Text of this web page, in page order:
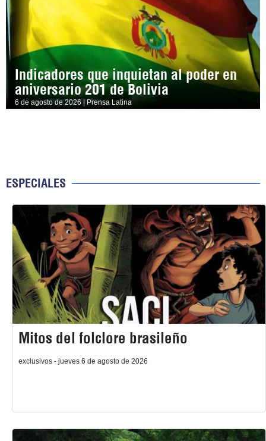
Indicadores que inquietan al poder en
aniversario 201 de Bolivia
6 de agosto de 2026 | Prensa Latina
ESPECIALES
Mitos del folclore brasileño
exclusivos - jueves 6 de agosto de 2026